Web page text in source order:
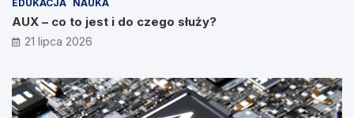
EDUKACJA NAUKA
AUX – co to jest i do czego służy?
21 lipca 2026